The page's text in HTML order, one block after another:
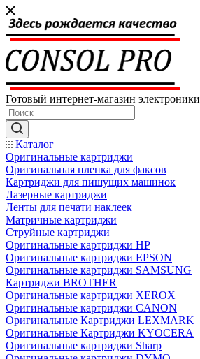
Готовый интернет-магазин электроники
Каталог
Оригинальные картриджи
Оригинальная пленка для факсов
Картриджи для пишущих машинок
Лазерные картриджи
Ленты для печати наклеек
Матричные картриджи
Струйные картриджи
Оригинальные картриджи HP
Оригинальные картриджи EPSON
Оригинальные картриджи SAMSUNG
Картриджи BROTHER
Оригинальные картриджи XEROX
Оригинальные картриджи CANON
Оригинальные Картриджи LEXMARK
Оригинальные Картриджи KYOCERA
Оригинальные картриджи Sharp